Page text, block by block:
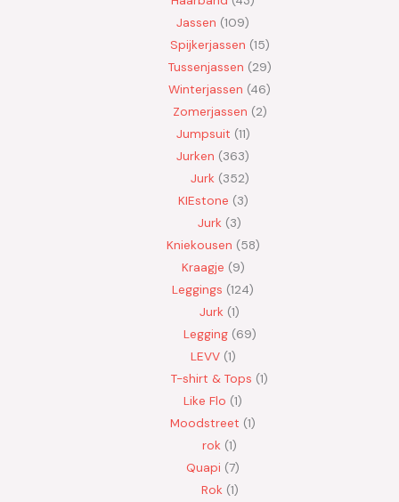
Jassen 109
Spijkerjassen 15
Tussenjassen 29
Winterjassen 46
Zomerjassen 2
Jumpsuit 11
Jurken 363
Jurk 352
KIEstone 3
Jurk 3
Kniekousen 58
Kraagje 9
Leggings 124
Jurk 1
Legging 69
LEVV 1
T-shirt & Tops 1
Like Flo 1
Moodstreet 1
rok 1
Quapi 7
Rok 1